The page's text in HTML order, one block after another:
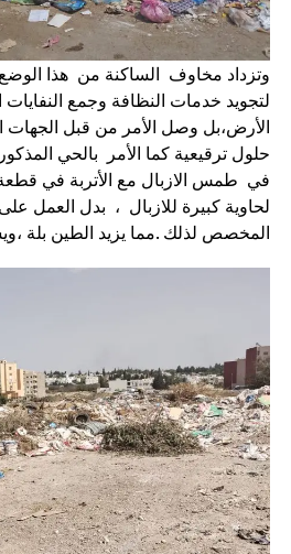
وتزداد مخاوف الساكنة من هذا الوضع
لتجويد خدمات النظافة وجمع
الأرض،بل وصل الأمر من قبل الجهات
حلول ترقيعية كما الأمر بالحي
في طمس الازبال مع الأتربة في
لحاوية كبيرة للازبال ، بدل العمل
المخصص لذلك .مما يزيد الطين بلة